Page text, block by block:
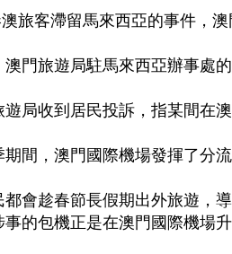
旅客滯留馬來西亞的事件，
門旅遊局駐馬來西亞辦事處
局收到居民投訴，指某間在
間，澳門國際機場發揮了分
會趁春節長假期出外旅遊，
的包機正是在澳門國際機場升